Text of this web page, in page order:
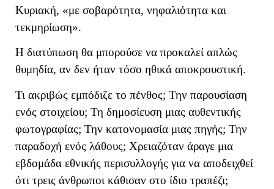
Κυριακή, «με σοβαρότητα, νηφαλιότητα και
τεκμηρίωση».
Η διατύπωση θα μπορούσε να προκαλεί απλώς
θυμηδία, αν δεν ήταν τόσο ηθικά αποκρουστική.
Τι ακριβώς εμπόδιζε το πένθος; Την παρουσίαση
ενός στοιχείου; Τη δημοσίευση μιας αυθεντικής
φωτογραφίας; Την κατονομασία μιας πηγής; Την
παραδοχή ενός λάθους; Χρειαζόταν άραγε μια
εβδομάδα εθνικής περισυλλογής για να αποδειχθεί
ότι τρεις άνθρωποι κάθισαν στο ίδιο τραπέζι;